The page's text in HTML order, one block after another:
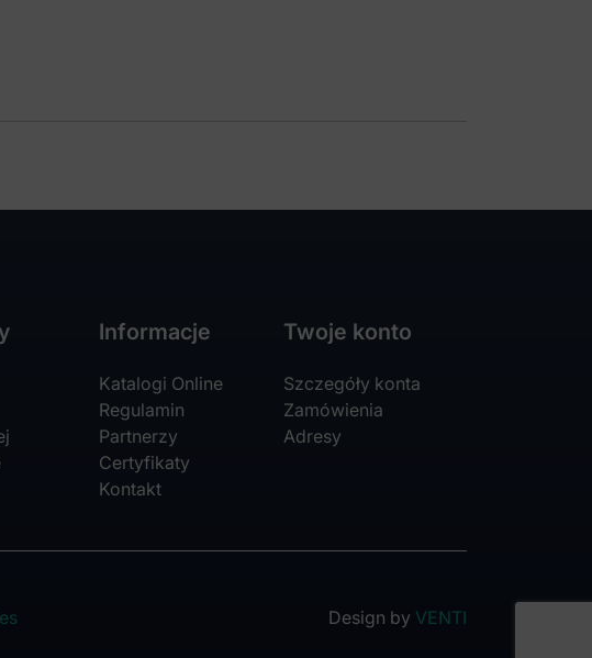
Informacje
Katalogi Online
Regulamin
Partnerzy
Certyfikaty
Kontakt
Twoje konto
Szczegóły konta
Zamówienia
Adresy
Design by VENTI